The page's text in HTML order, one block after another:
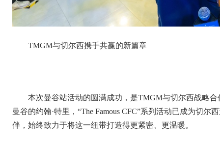
TMGM与切尔西携手共赢的新篇章
本次曼谷站活动的圆满成功，是TMGM与切尔西战略
曼谷的约翰·特里，“The Famous CFC”系列活动已成为切
伴，始终致力于将这一纽带打造得更紧密、更温暖。